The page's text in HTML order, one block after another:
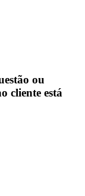
ou
cliente está